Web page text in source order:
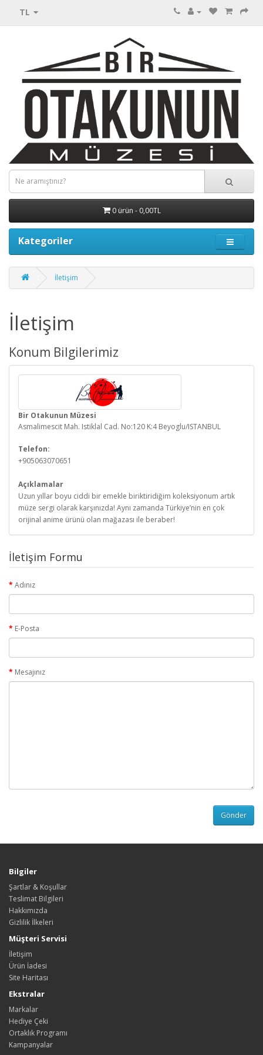
TL
0 ürün - 0,00TL
Kategoriler
İletişim
İletişim
Konum Bilgilerimiz
Bir Otakunun Müzesi
Asmalimescit Mah. Istiklal Cad. No:120 K:4 Beyoglu/ISTANBUL
Telefon:
+905063070651
Açıklamalar
Uzun yıllar boyu ciddi bir emekle biriktiridiğim koleksiyonum artık
müze sergi olarak karşınızda! Aynı zamanda Türkiye’nin en çok
orijinal anime ürünü olan mağazası ile beraber!
İletişim Formu
Adınız
E-Posta
Mesajınız
Bilgiler
Şartlar & Koşullar
Teslimat Bilgileri
Hakkımızda
Gizlilik İlkeleri
Müşteri Servisi
İletişim
Ürün İadesi
Site Haritası
Ekstralar
Markalar
Hediye Çeki
Ortaklık Programı
Kampanyalar